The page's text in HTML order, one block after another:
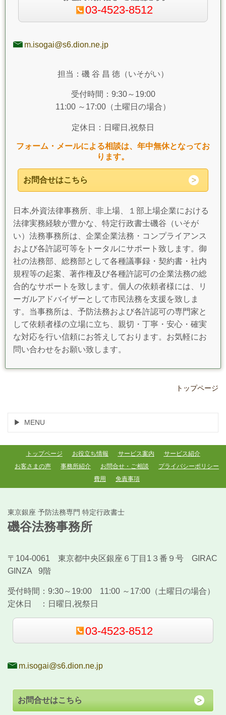
03-4523-8512
m.isogai@s6.dion.ne.jp
担当：磯 谷 昌 徳（いそがい）
受付時間：9:30～19:00
11:00 ～17:00（土曜日の場合）
定休日：日曜日,祝祭日
フォーム・メールによる相談は、年中無休となってお
ります。
お問合せはこちら
日本,外資法律事務所、非上場、１部上場企業における
法律実務経験が豊かな、特定行政書士磯谷（いそが
い）法務事務所は、企業企業法務・コンプライアンス
および各許認可等をトータルにサポート致します。御
社の法務部、総務部として各種議事録・契約書・社内
規程等の起案、著作権及び各種許認可の企業法務の総
合的なサポートを致します。個人の依頼者様には、リ
ーガルアドバイザーとして市民法務を支援を致しま
す。当事務所は、予防法務および各許認可の専門家と
して依頼者様の立場に立ち、親切・丁寧・安心・確実
な対応を行い信頼にお答えしております。お気軽にお
問い合わせをお願い致します。
トップページ
MENU
トップページ お役立ち情報 サービス案内
サービス紹介
お客さまの声
事務所紹介 お問合せ・ご相談
プライバシーポリシー
費用
免責事項
東京銀座 予防法務専門 特定行政書士
磯谷法務事務所
〒104-0061 東京都中央区銀座６丁目1３番９号 GIRAC
GINZA 9階
受付時間： 9:30～19:00 11:00 ～17:00（土曜日の場合）
定休日 ： 日曜日,祝祭日
03-4523-8512
m.isogai@s6.dion.ne.jp
お問合せはこちら